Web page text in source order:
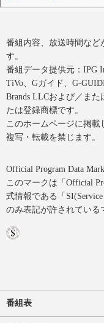
番組内容、放送時間など
す。
番組データ提供元：IPG
TiVo、Gガイド、G-
Brands LLCおよび／ま
たは登録商標です。
このホームページに掲
複写・転載を禁じます。
Official Program Data
このマークは「Official
式情報である「
のみ表記が許されている
番組表